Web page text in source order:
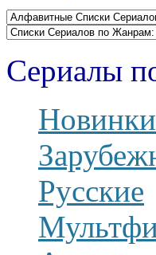
Сериалы
Русские